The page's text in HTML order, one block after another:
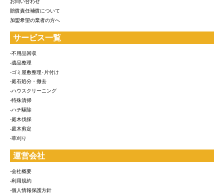
お問い合わせ
賠償責任補償について
加盟希望の業者の方へ
サービス一覧
-不用品回収
-遺品整理
-ゴミ屋敷整理･片付け
-庭石処分・撤去
-ハウスクリーニング
-特殊清掃
-ハチ駆除
-庭木伐採
-庭木剪定
-草刈り
運営会社
-会社概要
-利用規約
-個人情報保護方針